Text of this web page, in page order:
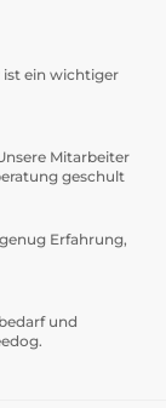
ist ein wichtiger
Mitarbeiter
geschult
Erfahrung,
und